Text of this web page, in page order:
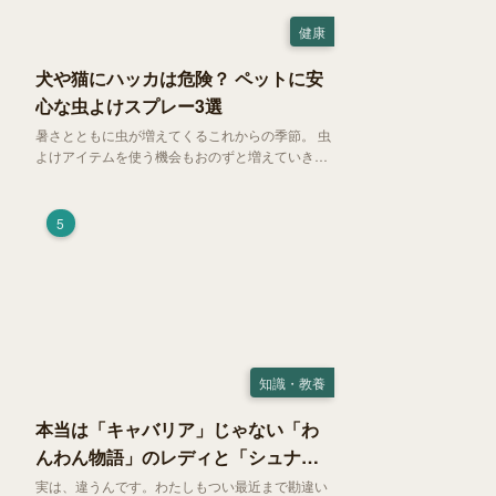
健康
犬や猫にハッカは危険？ ペットに安
心な虫よけスプレー3選
暑さとともに虫が増えてくるこれからの季節。 虫
よけアイテムを使う機会もおのずと増えていきま
健康には悪影響 だということはご存知ですか？
5
知識・教養
本当は「キャバリア」じゃない「わ
んわん物語」のレディと「シュナ」
じゃないトランプ
実は、違うんです。わたしもつい最近まで勘違い